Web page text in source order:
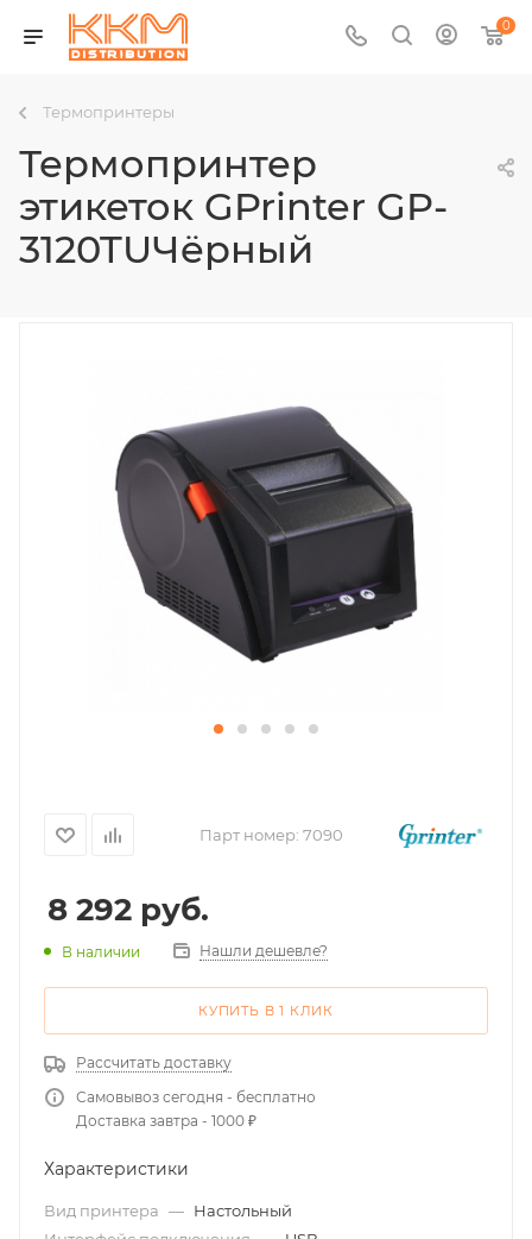
0
Термопринтеры
Термопринтер
этикеток GPrinter GP-
3120TUЧёрный
Парт номер: 7090
8 292 руб.
В наличии Нашли дешевле?
КУПИТЬ В 1 КЛИК
Рассчитать доставку
Самовывоз сегодня - бесплатно
Доставка завтра - 1000 ₽
Характеристики
Вид принтера — Настольный